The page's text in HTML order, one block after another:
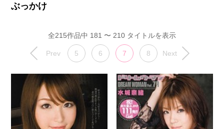
ぶっかけ
全215作品中 181 〜 210 タイトルを表示
Prev 5 6 7 8 Next